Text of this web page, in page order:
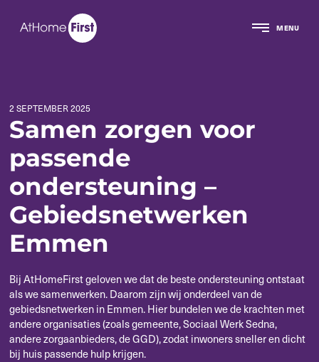
MENU
2 SEPTEMBER 2025
Samen zorgen voor
passende
ondersteuning –
Gebiedsnetwerken
Emmen
Bij AtHomeFirst geloven we dat de beste ondersteuning ontstaat
als we samenwerken. Daarom zijn wij onderdeel van de
gebiedsnetwerken in Emmen. Hier bundelen we de krachten met
andere organisaties (zoals gemeente, Sociaal Werk Sedna,
andere zorgaanbieders, de GGD), zodat inwoners sneller en dicht
bij huis passende hulp krijgen.